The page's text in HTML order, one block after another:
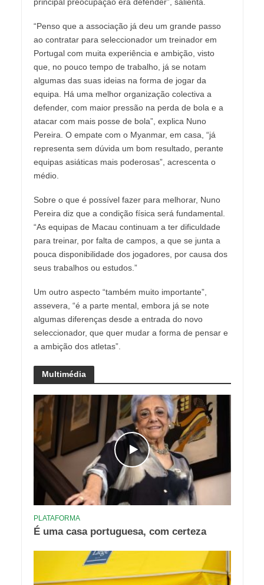
“Penso que a associação já deu um grande passo
ao contratar para seleccionador um treinador em
Portugal com muita experiência e ambição, visto
que, no pouco tempo de trabalho, já se notam
algumas das suas ideias na forma de jogar da
equipa. Há uma melhor organização colectiva a
defender, com maior pressão na perda de bola e a
atacar com mais posse de bola”, explica Nuno
Pereira. O empate com o Myanmar, em casa, “já
representa sem dúvida um bom resultado, perante
equipas asiáticas mais poderosas”, acrescenta o
médio.
Sobre o que é possível fazer para melhorar, Nuno
Pereira diz que a condição física será fundamental.
“As equipas de Macau continuam a ter dificuldade
para treinar, por falta de campos, a que se junta a
pouca disponibilidade dos jogadores, por causa dos
seus trabalhos ou estudos.”
Um outro aspecto “também muito importante”,
assevera, “é a parte mental, embora já se note
algumas diferenças desde a entrada do novo
seleccionador, que quer mudar a forma de pensar e
a ambição dos atletas”.
Multimédia
PLATAFORMA
É uma casa portuguesa, com certeza